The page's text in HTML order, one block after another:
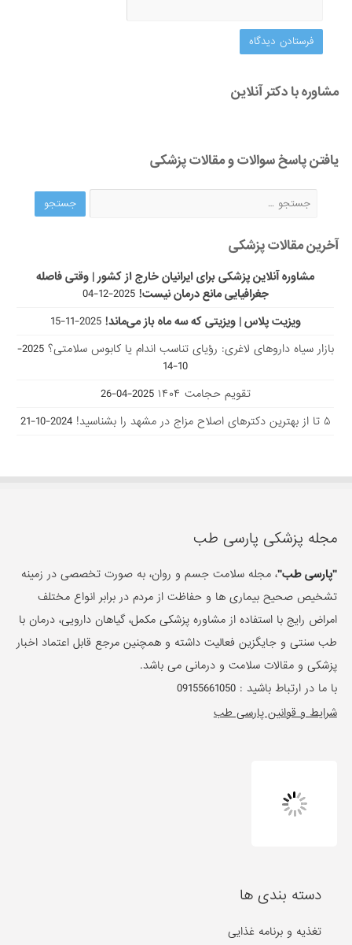
مشاوره با دکتر آنلاین
یافتن پاسخ سوالات و مقالات پزشکی
آخرین مقالات پزشکی
مشاوره آنلاین پزشکی برای ایرانیان خارج از کشور | وقتی فاصله
جغرافیایی مانع درمان نیست! 2025-12-04
ویزیت پلاس | ویزیتی که سه ماه باز می‌ماند! 2025-11-15
بازار سیاه داروهای لاغری: رؤیای تناسب اندام یا کابوس سلامتی؟
2025-
10-14
تقویم حجامت ۱۴۰۴
2025-04-26
۵ تا از بهترین دکتر‌های اصلاح مزاج در مشهد را بشناسید!
2024-10-21
مجله پزشکی پارسی طب
"پارسی طب"، مجله سلامت جسم و روان، به صورت تخصصی در زمینه
تشخیص صحیح بیماری ها و حفاظت از مردم در برابر انواع مختلف
امراض رایج با استفاده از مشاوره پزشکی مکمل، گیاهان دارویی، درمان با
طب سنتی و جایگزین فعالیت داشته و همچنین مرجع قابل اعتماد اخبار
پزشکی و مقالات سلامت و درمانی می باشد.
با ما در ارتباط باشید :09155661050
شرایط و قوانین پارسی طب
دسته بندی ها
تغذیه و برنامه غذایی